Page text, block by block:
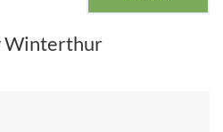
Winterthur